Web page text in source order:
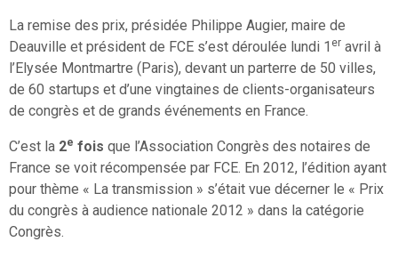
La remise des prix, présidée Philippe Augier, maire de
Deauville et président de FCE s’est déroulée lundi 1 er avril à
l’Elysée Montmartre (Paris), devant un parterre de 50 villes,
de 60 startups et d’une vingtaines de clients-organisateurs
de congrès et de grands événements en France.
C’est la 2e fois que l’Association Congrès des notaires de
France se voit récompensée par FCE. En 2012, l’édition ayant
pour thème « La transmission » s’était vue décerner le « Prix
du congrès à audience nationale 2012 » dans la catégorie
Congrès.